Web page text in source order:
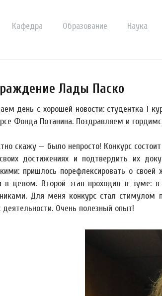
Кафедра Образование Наука
Лады Паско
день с хорошей новости: студентка 1
Фонда Потанина. Поздравляем и
скажу — было непросто! Конкурс
достижениях и подтвердить их
пришлось порефлексировать о
в целом. Второй этап проходил в зуме:
Для меня конкурс стал стимулом
деятельности. Очень полезный опыт!